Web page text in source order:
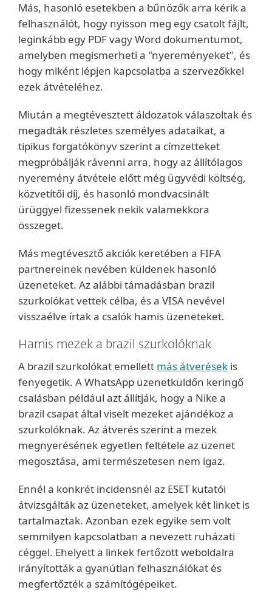
Más, hasonló esetekben a bűnözők arra kérik a
felhasználót, hogy nyisson meg egy csatolt fájlt,
leginkább egy PDF vagy Word dokumentumot,
amelyben megismerheti a "nyereményeket", és
hogy miként lépjen kapcsolatba a szervezőkkel
ezek átvételéhez.
Miután a megtévesztett áldozatok válaszoltak és
megadták részletes személyes adataikat, a
tipikus forgatókönyv szerint a címzetteket
megpróbálják rávenni arra, hogy az állítólagos
nyeremény átvétele előtt még ügyvédi költség,
közvetítői díj, és hasonló mondvacsinált
ürüggyel fizessenek nekik valamekkora
összeget.
Más megtévesztő akciók keretében a FIFA
partnereinek nevében küldenek hasonló
üzeneteket. Az alábbi támadásban brazil
szurkolókat vettek célba, és a VISA nevével
visszaélve írtak a csalók hamis üzeneteket.
Hamis mezek a brazil szurkolóknak
A brazil szurkolókat emellett más átverések is
fenyegetik. A WhatsApp üzenetküldőn keringő
csalásban például azt állítják, hogy a Nike a
brazil csapat által viselt mezeket ajándékoz a
szurkolóknak. Az átverés szerint a mezek
megnyerésének egyetlen feltétele az üzenet
megosztása, ami természetesen nem igaz.
Ennél a konkrét incidensnél az ESET kutatói
átvizsgálták az üzeneteket, amelyek két linket is
tartalmaztak. Azonban ezek egyike sem volt
semmilyen kapcsolatban a nevezett ruházati
céggel. Ehelyett a linkek fertőzött weboldalra
irányították a gyanútlan felhasználókat és
megfertőzték a számítógépeiket.